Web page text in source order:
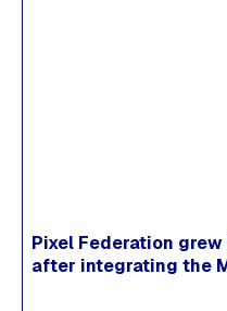
Pixel Federation
after integrating the